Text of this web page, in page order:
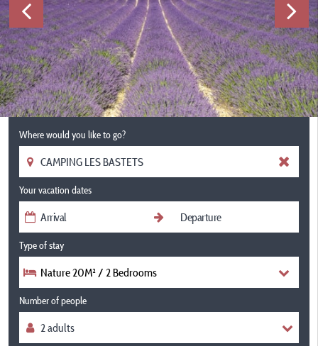
Where would you like to go?
Your vacation dates
Type of stay
Nature 20M² / 2 Bedrooms
Number of people